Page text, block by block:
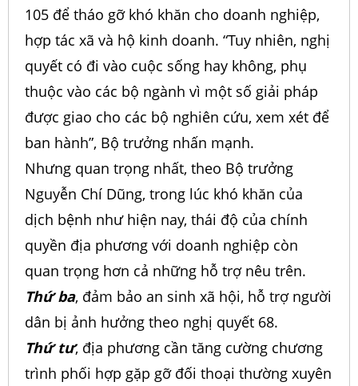
105 để tháo gỡ khó khăn cho doanh nghiệp,
hợp tác xã và hộ kinh doanh. “Tuy nhiên, nghị
quyết có đi vào cuộc sống hay không, phụ
thuộc vào các bộ ngành vì một số giải pháp
được giao cho các bộ nghiên cứu, xem xét để
ban hành”, Bộ trưởng nhấn mạnh.
Nhưng quan trọng nhất, theo Bộ trưởng
Nguyễn Chí Dũng, trong lúc khó khăn của
dịch bệnh như hiện nay, thái độ của chính
quyền địa phương với doanh nghiệp còn
quan trọng hơn cả những hỗ trợ nêu trên.
Thứ ba, đảm bảo an sinh xã hội, hỗ trợ người
dân bị ảnh hưởng theo nghị quyết 68.
Thứ tư, địa phương cần tăng cường chương
trình phối hợp gặp gỡ đối thoại thường xuyên